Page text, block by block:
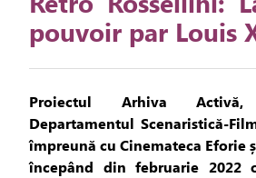
pouvoir par Louis
Proiectul Arhiva
Departamentul Scenaristică-
împreună cu Cinemateca Eforie
începând din februarie 2022